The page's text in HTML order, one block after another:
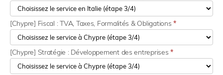
[Chypre] Fiscal : TVA, Taxes, Formalités & Obligations*
[Chypre] Stratégie : Développement des entreprises*